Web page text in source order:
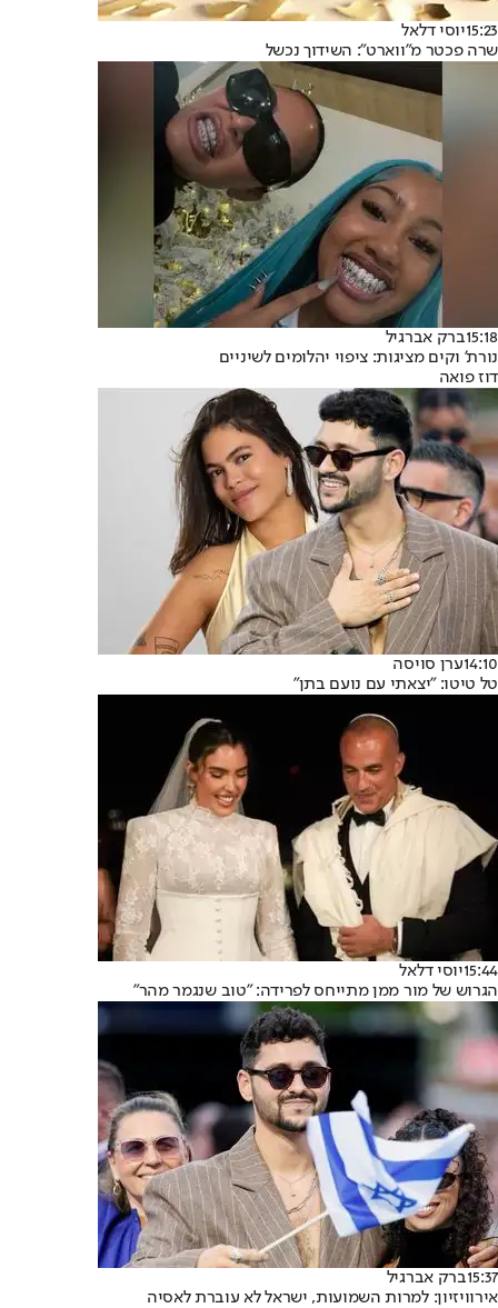
15:23יוסי דלאל
שרה פכטר מ"ווארט": השידוך נכשל
15:18ברק אברגיל
נורת' וקים מציגות: ציפוי יהלומים לשיניים
דוז פואה
14:10ערן סויסה
טל טיטו: "יצאתי עם נועם בתן"
15:44יוסי דלאל
הגרוש של מור ממן מתייחס לפרידה: "טוב שנגמר מהר"
15:37ברק אברגיל
אירוויזיון: למרות השמועות, ישראל לא עוברת לאסיה